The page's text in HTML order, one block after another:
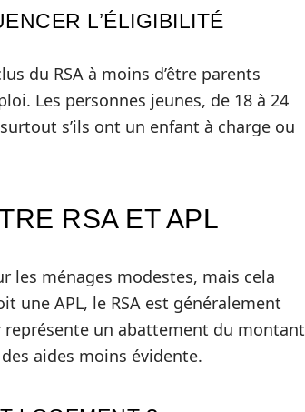
L’ÉLIGIBILITÉ
du RSA à moins d’être parents
Les personnes jeunes, de 18 à 24
s’ils ont un enfant à charge ou
RSA ET APL
les ménages modestes, mais cela
une APL, le RSA est généralement
représente un abattement du montant
aides moins évidente.